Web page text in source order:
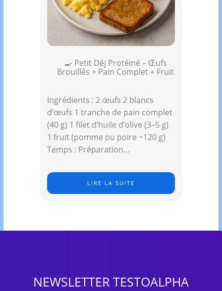
🍳 Petit Déj Protéiné – Œufs
Brouillés + Pain Complet + Fruit
Ingrédients : 2 œufs 2 blancs
d’œufs 1 tranche de pain complet
(40 g) 1 filet d’huile d’olive (3–5 g)
1 fruit (pomme ou poire ~120 g)
Temps : Préparation…
LIRE LA SUITE
NEWSLETTER TESTOALPHA